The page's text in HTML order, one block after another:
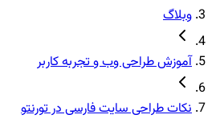
وبلاگ
آموزش طراحی وب و تجربه کاربر
نکات طراحی سایت فارسی در تورنتو